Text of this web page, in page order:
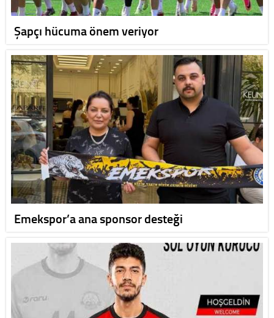
Şapçı hücuma önem veriyor
Emekspor’a ana sponsor desteği